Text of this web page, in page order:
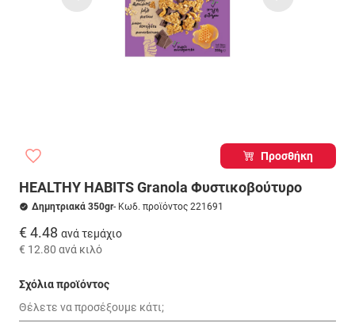
Προσθήκη
HEALTHY HABITS Granola Φυστικοβούτυρο
Δημητριακά 350gr- Κωδ. προϊόντος 221691
€ 4.48 ανά τεμάχιο
€ 12.80 ανά κιλό
Σχόλια προϊόντος